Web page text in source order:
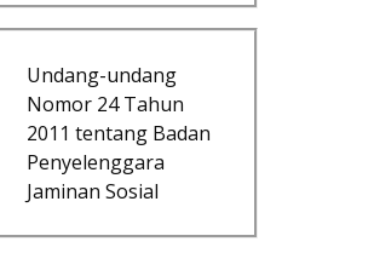
Undang-undang
Nomor 24 Tahun
2011 tentang Badan
Penyelenggara
Jaminan Sosial